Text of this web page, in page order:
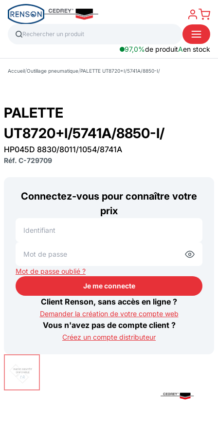
97,0%de produitAen stock
Accueil/Outillage pneumatique/PALETTE UT8720+I/5741A/8850-I/
PALETTE
UT8720+I/5741A/8850-I/
HP045D 8830/8011/1054/8741A
Réf. C-729709
Connectez-vous pour connaître votre
prix
Mot de passe oublié ?
Je me connecte
Je me connecte
Client Renson, sans accès en ligne ?
Demander la création de votre compte web
Vous n'avez pas de compte client ?
Créez un compte distributeur